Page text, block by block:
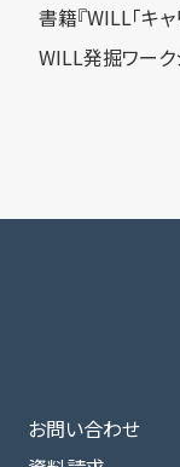
書籍『WILL「キ
WILL発掘ワーク
お問い合わせ